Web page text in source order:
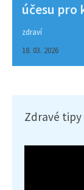
účesu pro
zdraví
18. 03. 2026
Zdravé tipy